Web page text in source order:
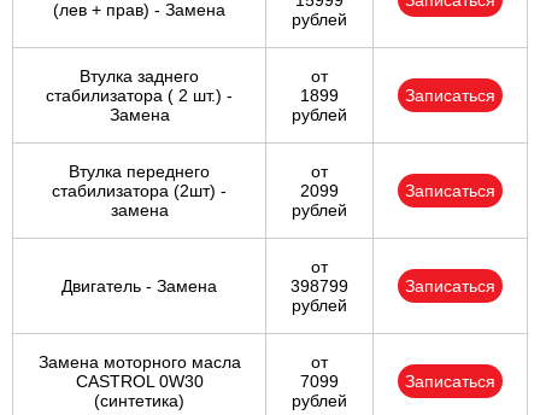
(лев + прав) - Замена
рублей
Втулка заднего
стабилизатора ( 2 шт.) -
Замена
от
1899
рублей
Записаться
Втулка переднего
стабилизатора (2шт) -
замена
от
2099
рублей
Записаться
Двигатель - Замена
от
398799
рублей
Записаться
Замена моторного масла
CASTROL 0W30
(синтетика)
от
7099
рублей
Записаться